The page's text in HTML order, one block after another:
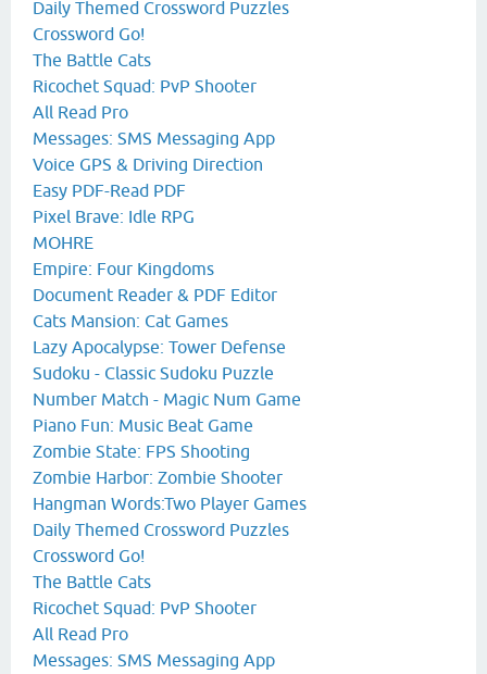
Daily Themed Crossword Puzzles
Crossword Go!
The Battle Cats
Ricochet Squad: PvP Shooter
All Read Pro
Messages: SMS Messaging App
Voice GPS & Driving Direction
Easy PDF-Read PDF
Pixel Brave: Idle RPG
MOHRE
Empire: Four Kingdoms
Document Reader & PDF Editor
Cats Mansion: Cat Games
Lazy Apocalypse: Tower Defense
Sudoku - Classic Sudoku Puzzle
Number Match - Magic Num Game
Piano Fun: Music Beat Game
Zombie State: FPS Shooting
Zombie Harbor: Zombie Shooter
Hangman Words:Two Player Games
Daily Themed Crossword Puzzles
Crossword Go!
The Battle Cats
Ricochet Squad: PvP Shooter
All Read Pro
Messages: SMS Messaging App